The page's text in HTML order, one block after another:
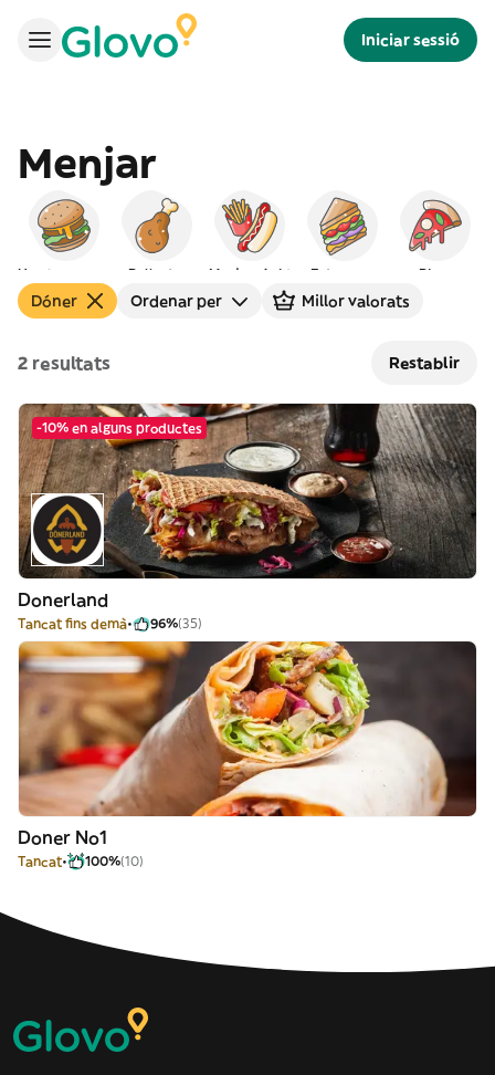
Iniciar sessió
Menjar
Pollastre Menjar ràpid Entrepans Pizza
Dóner Ordenar per Millor valorats
2 resultats Restablir
-10% en alguns productes
Donerland
Tancat fins demà 96%(35)
Doner No1
Tancat 100%(10)